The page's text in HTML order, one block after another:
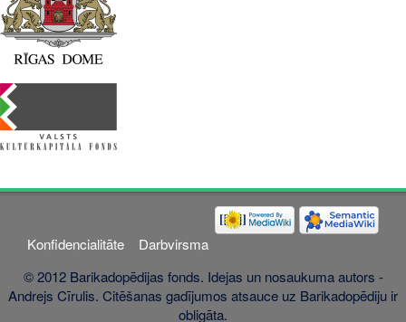
Konfidencialitāte
Darbvirsma
© 2012 Barikadopēdijas fonds. Idejas un nosaukuma autors -
Andrejs Cīrulis. Citēšanas gadījumos atsauce uz Barikadopēdiju ir
obligāta.